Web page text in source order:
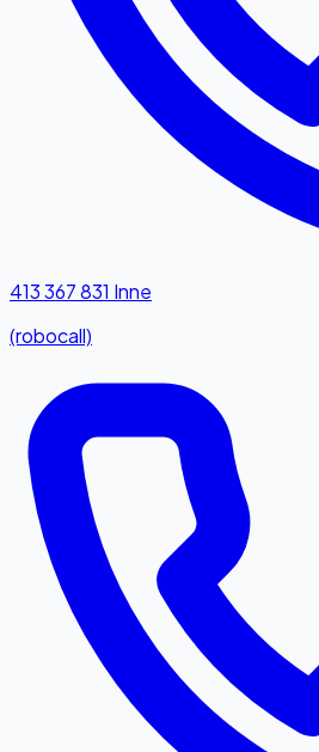
413 367 831 Inne
(robocall)